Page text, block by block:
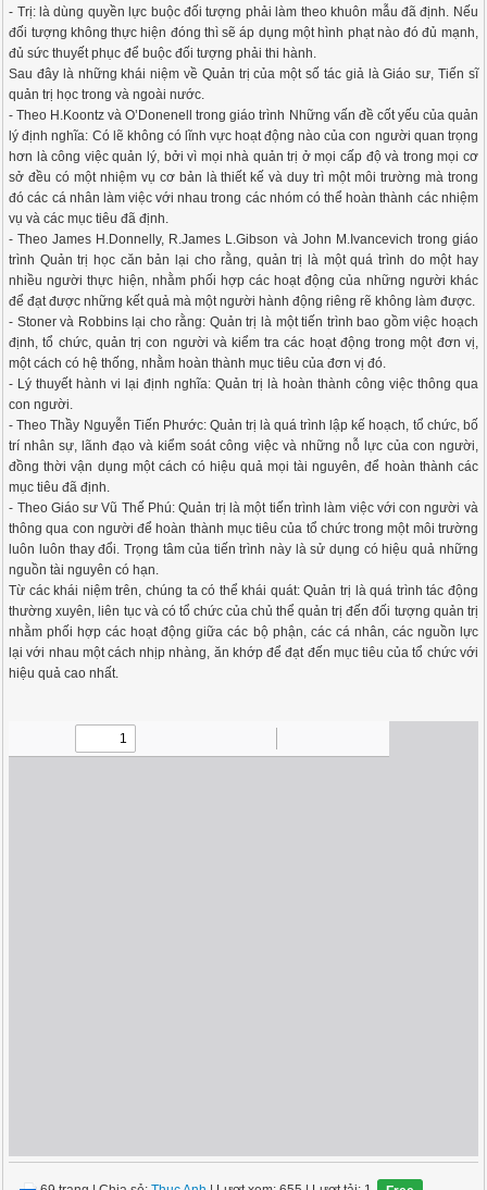
- Trị: là dùng quyền lực buộc đối tượng phải làm theo khuôn mẫu đã định. Nếu
đối tượng không thực hiện đóng thì sẽ áp dụng một hình phạt nào đó đủ mạnh,
đủ sức thuyết phục để buộc đối tượng phải thi hành.
Sau đây là những khái niệm về Quản trị của một số tác giả là Giáo sư, Tiến sĩ
quản trị học trong và ngoài nước.
- Theo H.Koontz và O’Donenell trong giáo trình Những vấn đề cốt yếu của quản
lý định nghĩa: Có lẽ không có lĩnh vực hoạt động nào của con người quan trọng
hơn là công việc quản lý, bởi vì mọi nhà quản trị ở mọi cấp độ và trong mọi cơ
sở đều có một nhiệm vụ cơ bản là thiết kế và duy trì một môi trường mà trong
đó các cá nhân làm việc với nhau trong các nhóm có thể hoàn thành các nhiệm
vụ và các mục tiêu đã định.
- Theo James H.Donnelly, R.James L.Gibson và John M.Ivancevich trong giáo
trình Quản trị học căn bản lại cho rằng, quản trị là một quá trình do một hay
nhiều người thực hiện, nhằm phối hợp các hoạt động của những người khác
để đạt được những kết quả mà một người hành động riêng rẽ không làm được.
- Stoner và Robbins lại cho rằng: Quản trị là một tiến trình bao gồm việc hoạch
định, tổ chức, quản trị con người và kiểm tra các hoạt động trong một đơn vị,
một cách có hệ thống, nhằm hoàn thành mục tiêu của đơn vị đó.
- Lý thuyết hành vi lại định nghĩa: Quản trị là hoàn thành công việc thông qua
con người.
- Theo Thầy Nguyễn Tiến Phước: Quản trị là quá trình lập kế hoạch, tổ chức, bố
trí nhân sự, lãnh đạo và kiểm soát công việc và những nỗ lực của con người,
đồng thời vận dụng một cách có hiệu quả mọi tài nguyên, để hoàn thành các
mục tiêu đã định.
- Theo Giáo sư Vũ Thế Phú: Quản trị là một tiến trình làm việc với con người và
thông qua con người để hoàn thành mục tiêu của tổ chức trong một môi trường
luôn luôn thay đổi. Trọng tâm của tiến trình này là sử dụng có hiệu quả những
nguồn tài nguyên có hạn.
Từ các khái niệm trên, chúng ta có thể khái quát: Quản trị là quá trình tác động
thường xuyên, liên tục và có tổ chức của chủ thể quản trị đến đối tượng quản trị
nhằm phối hợp các hoạt động giữa các bộ phận, các cá nhân, các nguồn lực
lại với nhau một cách nhịp nhàng, ăn khớp để đạt đến mục tiêu của tổ chức với
hiệu quả cao nhất.